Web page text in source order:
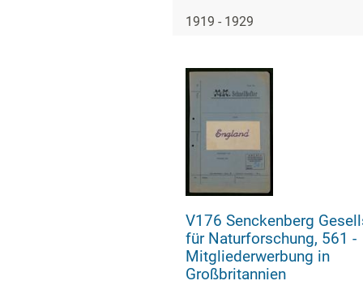
1919 - 1929
V176 Senckenberg
für Naturforschung, 561 -
Mitgliederwerbung in
Großbritannien